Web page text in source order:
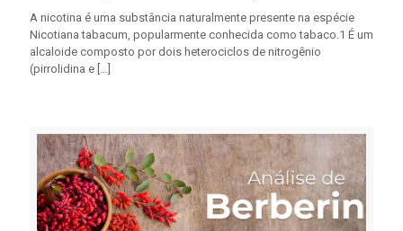
A nicotina é uma substância naturalmente presente na espécie
Nicotiana tabacum, popularmente conhecida como tabaco.1 É um
alcaloide composto por dois heterociclos de nitrogênio
(pirrolidina e […]